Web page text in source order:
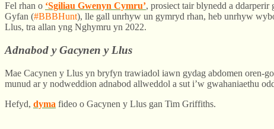
Fel rhan o ‘Sgiliau Gwenyn Cymru’, prosiect tair blynedd a
Gyfan (#BBBHunt), lle gall unrhyw un gymryd rhan, heb unrhyw
Llus, tra allan yng Nghymru yn 2022.
Adnabod y Gacynen y Llus
Mae Cacynen y Llus yn bryfyn trawiadol iawn gydag abdomen oren-
munud ar y nodweddion adnabod allweddol a sut i’w gwahaniaethu
Hefyd, dyma fideo o Gacynen y Llus gan Tim Griffiths.